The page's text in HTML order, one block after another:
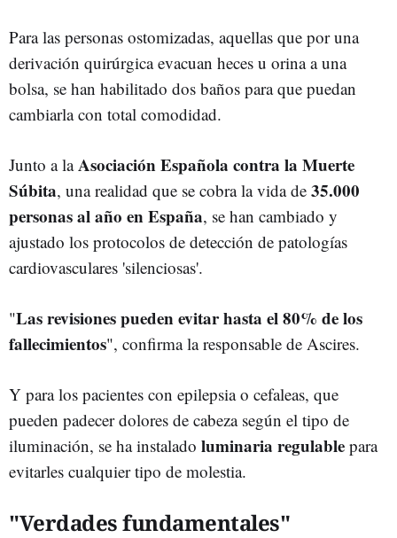
Para las personas ostomizadas, aquellas que por una
derivación quirúrgica evacuan heces u orina a una
bolsa, se han habilitado dos baños para que puedan
cambiarla con total comodidad.
Junto a laAsociación Española contra la Muerte
Súbita, una realidad que se cobra la vida de 35.000
personas al año en España, se han cambiado y
ajustado los protocolos de detección de patologías
cardiovasculares 'silenciosas'.
"Las revisiones pueden evitar hasta el 80% de los
fallecimientos", confirma la responsable de Ascires.
Y para los pacientes con epilepsia o cefaleas, que
pueden padecer dolores de cabeza según el tipo de
iluminación, se ha instalado luminaria regulable para
evitarles cualquier tipo de molestia.
"Verdades fundamentales"